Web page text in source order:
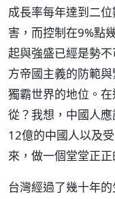
成長率每年達到二
害，而控制在9%點
起與強盛已經是勢
方帝國主義的防範
獨霸世界的地位。
從？我想，中國人
12億的中國人以及
來，做一個堂堂正
台灣經過了幾十年